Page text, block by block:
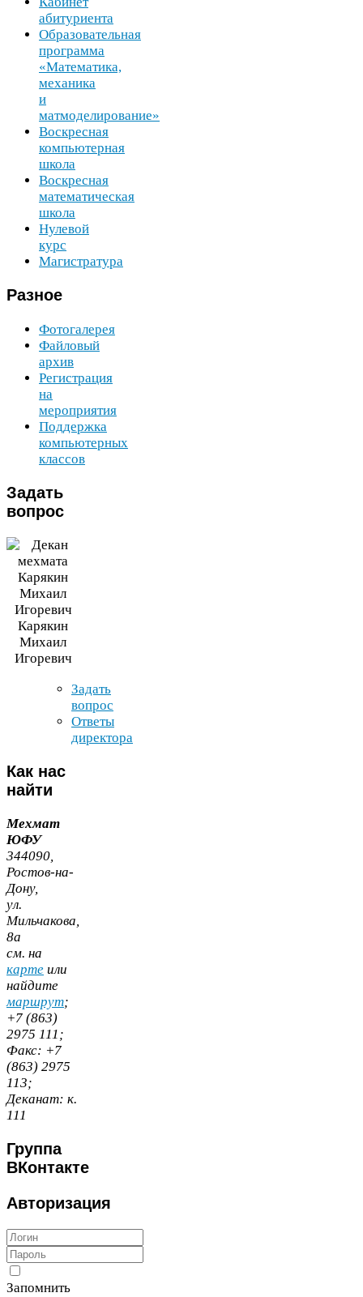
абитуриента
Образовательная
программа
«Математика,
механика
и
матмоделирование»
Воскресная
компьютерная
школа
Воскресная
математическая
школа
Нулевой
курс
Магистратура
Разное
Фотогалерея
Файловый
архив
Регистрация
на
мероприятия
Поддержка
компьютерных
классов
Задать
вопрос
Карякин
Михаил
Игоревич
Задать
вопрос
Ответы
директора
Как нас
найти
Мехмат
ЮФУ
344090,
Ростов-​на-​
Дону,
ул.
Мильчакова,
8а
cм. на
карте или
найдите
маршрут;
+7 (863)
2975 111;
Факс: +7
(863) 2975
113;
Деканат: к.
111
Группа
ВКонтакте
Авторизация
Запомнить